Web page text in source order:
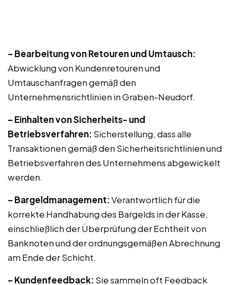
– Bearbeitung von Retouren und Umtausch:
Abwicklung von Kundenretouren und
Umtauschanfragen gemäß den
Unternehmensrichtlinien in Graben-Neudorf.
– Einhalten von Sicherheits- und
Betriebsverfahren: Sicherstellung, dass alle
Transaktionen gemäß den Sicherheitsrichtlinien und
Betriebsverfahren des Unternehmens abgewickelt
werden.
– Bargeldmanagement:Verantwortlich für die
korrekte Handhabung des Bargelds in der Kasse,
einschließlich der Überprüfung der Echtheit von
Banknoten und der ordnungsgemäßen Abrechnung
am Ende der Schicht.
– Kundenfeedback: Sie sammeln oft Feedback